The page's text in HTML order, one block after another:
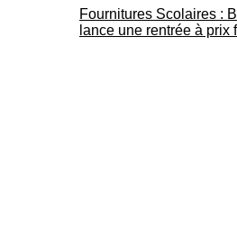
Fournitures Scolaires :
lance une rentrée à prix